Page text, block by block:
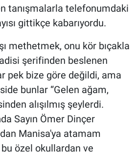
tanışmalarla telefonumdaki
gittikçe kabarıyordu.
methetmek, onu kör bıçakla
şerifinden beslenen
pek bize göre değildi, ama
bunlar “Gelen ağam,
alışılmış şeylerdi.
Sayın Ömer Dinçer
Manisa'ya atamam
bu özel okullardan ve